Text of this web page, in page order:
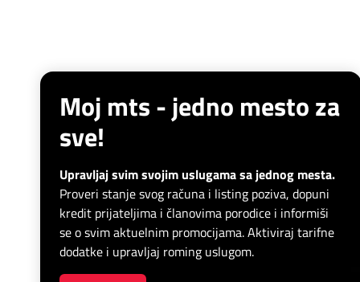
Moj mts - jedno mesto za
sve!
Upravljaj svim svojim uslugama sa jednog mesta.
Proveri stanje svog računa i listing poziva, dopuni
kredit prijateljima i članovima porodice i informiši
se o svim aktuelnim promocijama. Aktiviraj tarifne
dodatke i upravljaj roming uslugom.